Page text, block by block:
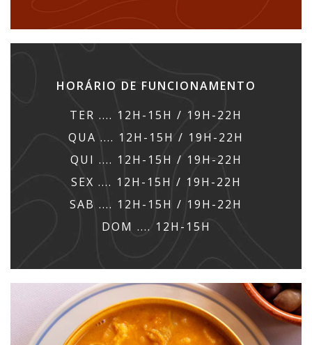
HORÁRIO DE FUNCIONAMENTO
TER .... 12H-15H / 19H-22H
QUA .... 12H-15H / 19H-22H
QUI .... 12H-15H / 19H-22H
SEX .... 12H-15H / 19H-22H
SAB .... 12H-15H / 19H-22H
DOM .... 12H-15H